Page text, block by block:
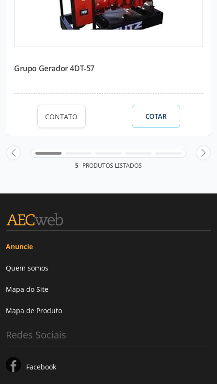
Grupo Gerador 4DT-57
CONTATO COTAR
5 PRODUTOS LISTADOS
Anuncie
Quem somos
Mapa do Site
Mapa de Produto
Redes Sociais
Facebook